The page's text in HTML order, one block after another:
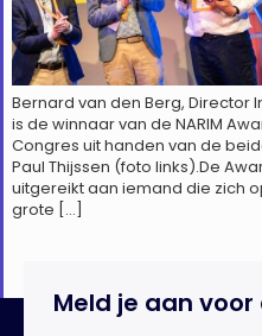
Bernard van den Berg, Director
is de winnaar van de NARIM
Congres uit handen van de
Paul Thijssen (foto links).De
uitgereikt aan iemand die zich
grote […]
Meld je aan